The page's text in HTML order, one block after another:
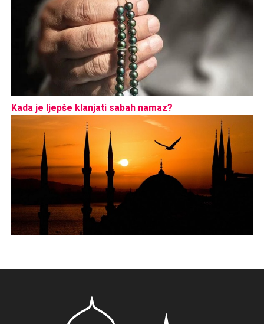
Kada je ljepše klanjati sabah namaz?